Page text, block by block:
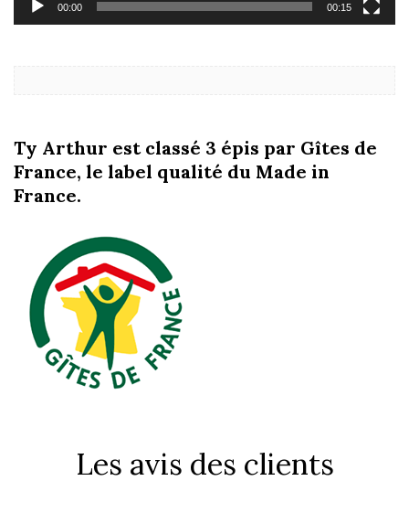
00:00 00:15
Ty Arthur est classé 3 épis par Gîtes de
France, le label qualité du Made in
France.
Les avis des clients